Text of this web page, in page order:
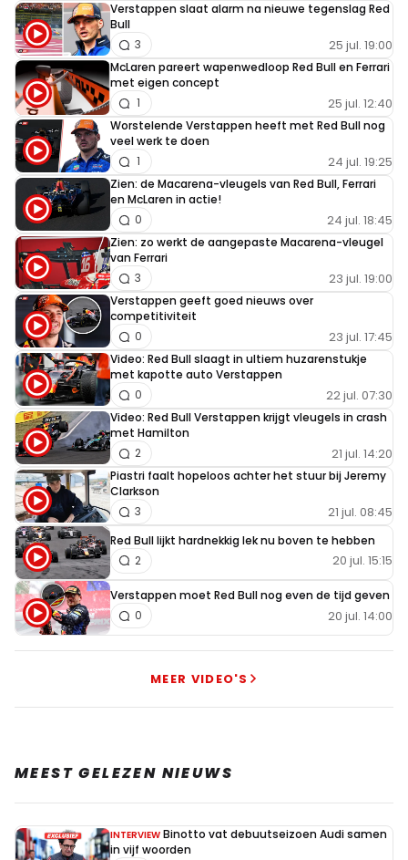
Verstappen slaat alarm na nieuwe tegenslag Red
Bull
25 jul. 19:00
3
McLaren pareert wapenwedloop Red Bull en Ferrari
met eigen concept
25 jul. 12:40
1
Worstelende Verstappen heeft met Red Bull nog
veel werk te doen
24 jul. 19:25
1
Zien: de Macarena-vleugels van Red Bull, Ferrari
en McLaren in actie!
24 jul. 18:45
0
Zien: zo werkt de aangepaste Macarena-vleugel
van Ferrari
23 jul. 19:00
3
Verstappen geeft goed nieuws over
competitiviteit
23 jul. 17:45
0
Video: Red Bull slaagt in ultiem huzarenstukje
met kapotte auto Verstappen
22 jul. 07:30
0
Video: Red Bull Verstappen krijgt vleugels in crash
met Hamilton
21 jul. 14:20
2
Piastri faalt hopeloos achter het stuur bij Jeremy
Clarkson
21 jul. 08:45
3
Red Bull lijkt hardnekkig lek nu boven te hebben
20 jul. 15:15
2
Verstappen moet Red Bull nog even de tijd geven
20 jul. 14:00
0
MEER VIDEO'S
MEEST GELEZEN NIEUWS
INTERVIEW Binotto vat debuutseizoen Audi samen
in vijf woorden